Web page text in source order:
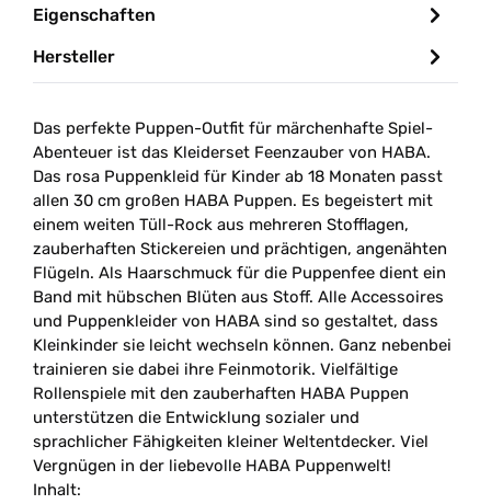
Eigenschaften
Hersteller
Das perfekte Puppen-Outfit für märchenhafte Spiel-
Abenteuer ist das Kleiderset Feenzauber von HABA.
Das rosa Puppenkleid für Kinder ab 18 Monaten passt
allen 30 cm großen HABA Puppen. Es begeistert mit
einem weiten Tüll-Rock aus mehreren Stofflagen,
zauberhaften Stickereien und prächtigen, angenähten
Flügeln. Als Haarschmuck für die Puppenfee dient ein
Band mit hübschen Blüten aus Stoff. Alle Accessoires
und Puppenkleider von HABA sind so gestaltet, dass
Kleinkinder sie leicht wechseln können. Ganz nebenbei
trainieren sie dabei ihre Feinmotorik. Vielfältige
Rollenspiele mit den zauberhaften HABA Puppen
unterstützen die Entwicklung sozialer und
sprachlicher Fähigkeiten kleiner Weltentdecker. Viel
Vergnügen in der liebevolle HABA Puppenwelt!
Inhalt: